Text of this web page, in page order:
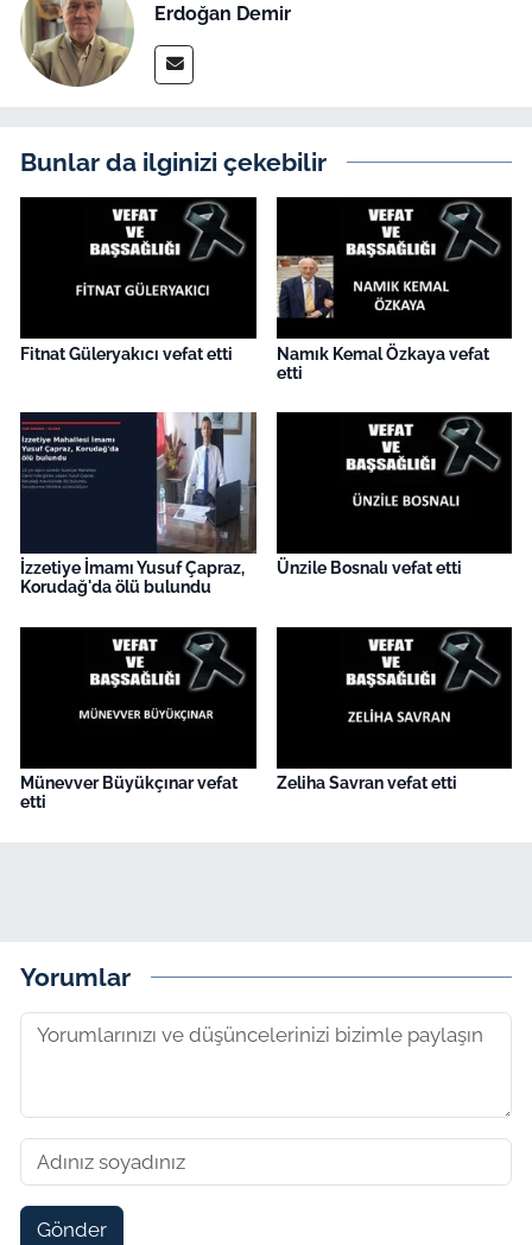
Erdoğan Demir
Bunlar da ilginizi çekebilir
Fitnat Güleryakıcı vefat etti
Namık Kemal Özkaya vefat
etti
İzzetiye İmamı Yusuf Çapraz,
Korudağ'da ölü bulundu
Ünzile Bosnalı vefat etti
Münevver Büyükçınar vefat
etti
Zeliha Savran vefat etti
Yorumlar
Gönder
English News
Canlı Maç
Finans
Genel-A